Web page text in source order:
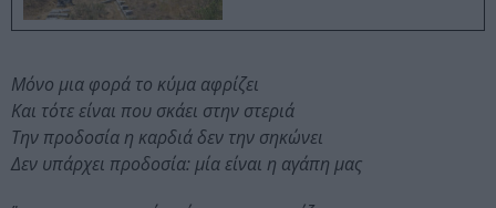
Μόνο μια φορά το κύμα αφρίζει
Και τότε είναι που σκάει στην στεριά
Την προδοσία η καρδιά δεν την σηκώνει
Δεν υπάρχει προδοσία: μία είναι η αγάπη μας